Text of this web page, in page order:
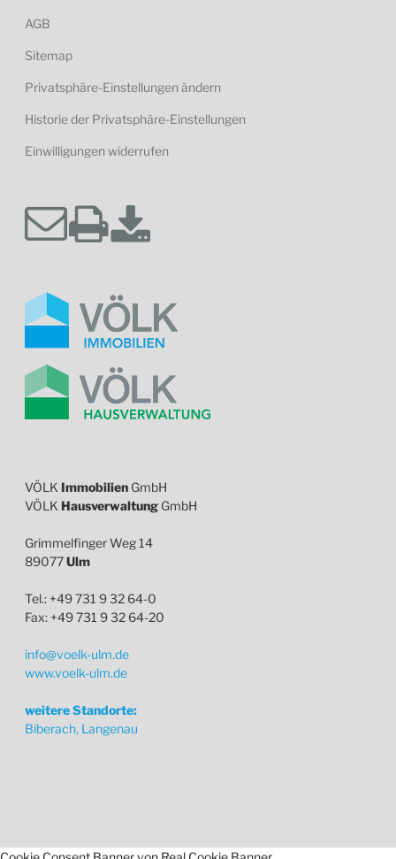
AGB
Sitemap
Privatsphäre-Einstellungen ändern
Historie der Privatsphäre-Einstellungen
Einwilligungen widerrufen
VÖLK Immobilien GmbH
VÖLK Hausverwaltung GmbH
Grimmelfinger Weg 14
89077Ulm
Tel.: +49 731 9 32 64-0
Fax: +49 731 9 32 64-20
info@voelk-ulm.de
www.voelk-ulm.de
weitere Standorte:
Biberach, Langenau